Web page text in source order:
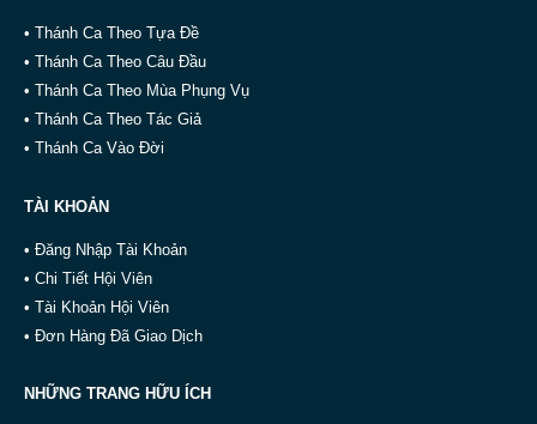
• Thánh Ca Theo Tựa Đề
• Thánh Ca Theo Câu Đầu
• Thánh Ca Theo Mùa Phụng Vụ
• Thánh Ca Theo Tác Giả
• Thánh Ca Vào Đời
TÀI KHOẢN
• Đăng Nhập Tài Khoản
• Chi Tiết Hội Viên
• Tài Khoản Hội Viên
• Đơn Hàng Đã Giao Dịch
NHỮNG TRANG HỮU ÍCH